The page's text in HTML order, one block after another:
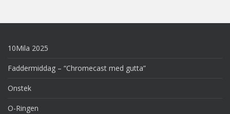
10Mila 2025
Faddermiddag – “Chromecast med gutta”
Onstek
O-Ringen